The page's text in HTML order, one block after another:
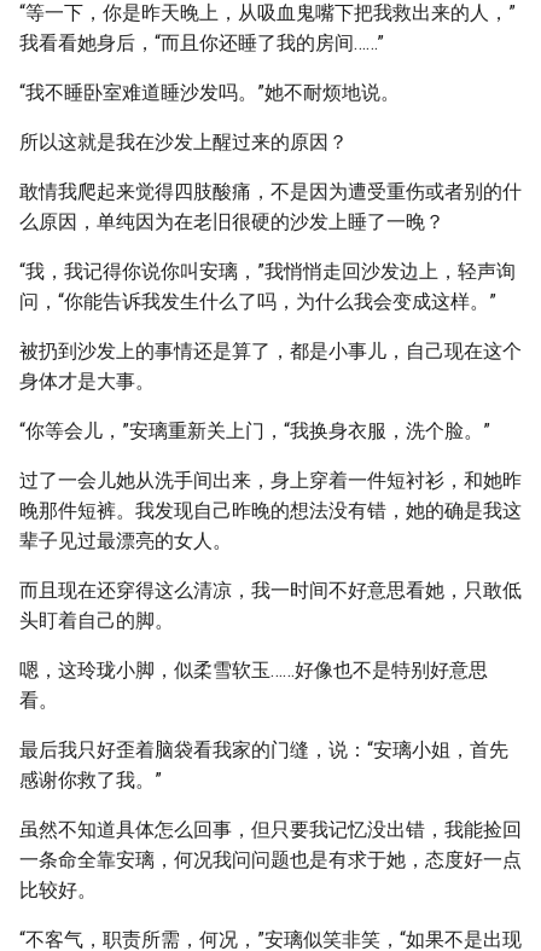
“等一下，你是昨天晚上，从吸血鬼嘴下把我救出来的人，”
我看看她身后，“而且你还睡了我的房间……”
“我不睡卧室难道睡沙发吗。”她不耐烦地说。
所以这就是我在沙发上醒过来的原因？
敢情我爬起来觉得四肢酸痛，不是因为遭受重伤或者别的什
么原因，单纯因为在老旧很硬的沙发上睡了一晚？
“我，我记得你说你叫安璃，”我悄悄走回沙发边上，轻声询
问，“你能告诉我发生什么了吗，为什么我会变成这样。”
被扔到沙发上的事情还是算了，都是小事儿，自己现在这个
身体才是大事。
“你等会儿，”安璃重新关上门，“我换身衣服，洗个脸。”
过了一会儿她从洗手间出来，身上穿着一件短衬衫，和她昨
晚那件短裤。我发现自己昨晚的想法没有错，她的确是我这
辈子见过最漂亮的女人。
而且现在还穿得这么清凉，我一时间不好意思看她，只敢低
头盯着自己的脚。
嗯，这玲珑小脚，似柔雪软玉……好像也不是特别好意思
看。
最后我只好歪着脑袋看我家的门缝，说：“安璃小姐，首先
感谢你救了我。”
虽然不知道具体怎么回事，但只要我记忆没出错，我能捡回
一条命全靠安璃，何况我问问题也是有求于她，态度好一点
比较好。
“不客气，职责所需，何况，”安璃似笑非笑，“如果不是出现